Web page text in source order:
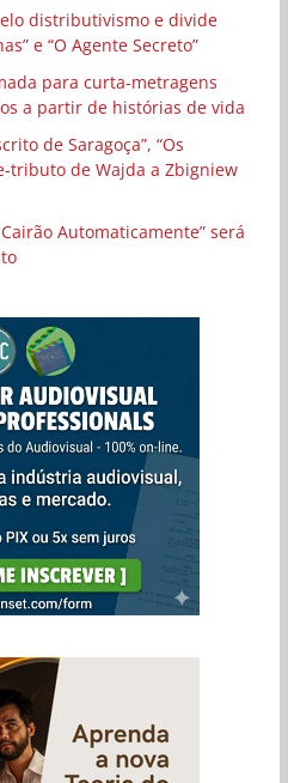
distributivismo e divide
e “O Agente Secreto”
para curta-metragens
a partir de histórias de vida
de Saragoça”, “Os
tributo de Wajda a Zbigniew
Automaticamente” será